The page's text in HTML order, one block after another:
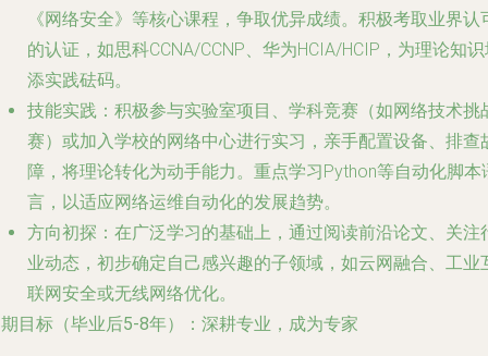
《网络安全》等核心课程，争取优异成绩。积极考取业界认
的认证，如思科CCNA/CCNP、华为HCIA/HCIP，为理论知
添实践砝码。
技能实践 ：积极参与实验室项目、学科竞赛（如网络技术挑
赛）或加入学校的网络中心进行实习，亲手配置设备、排查
障，将理论转化为动手能力。重点学习Python等自动化脚本
言，以适应网络运维自动化的发展趋势。
方向初探 ：在广泛学习的基础上，通过阅读前沿论文、关注
业动态，初步确定自己感兴趣的子领域，如云网融合、工业
联网安全或无线网络优化。
目标（毕业后5-8年）：深耕专业，成为专家